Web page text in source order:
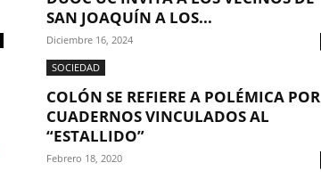
SAN JOAQUÍN A LOS...
Diciembre 16, 2024
SOCIEDAD
COLÓN SE REFIERE A POLÉMICA POR
CUADERNOS VINCULADOS AL
“ESTALLIDO”
Febrero 18, 2020